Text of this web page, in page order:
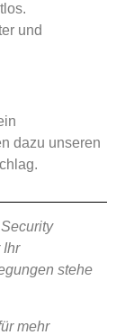
und
dazu unseren
Ihr
stehe
mehr